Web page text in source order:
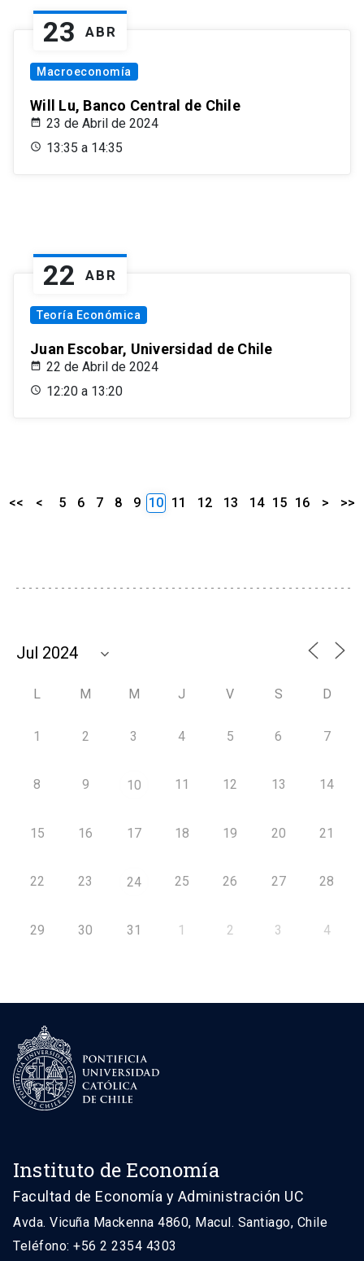
23 ABR
Macroeconomía
Will Lu, Banco Central de Chile
23 de Abril de 2024
13:35 a 14:35
22 ABR
Teoría Económica
Juan Escobar, Universidad de Chile
22 de Abril de 2024
12:20 a 13:20
<< < 5 6 7 8 9 10 11 12 13 14 15 16 > >>
L M M J V S D
1 2 3 4 5 6 7
8 9 10 11 12 13 14
15 16 17 18 19 20 21
22 23 24 25 26 27 28
29 30 31 1 2 3 4
Instituto de Economía
Facultad de Economía y Administración UC
Avda. Vicuña Mackenna 4860, Macul. Santiago, Chile
Teléfono: +56 2 2354 4303